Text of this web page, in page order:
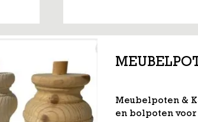
Meubelpoten &
en bolpoten